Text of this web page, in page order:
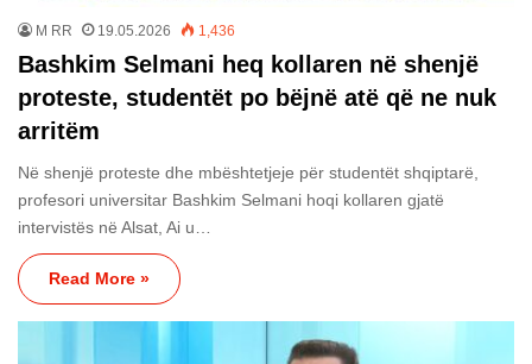
M RR 19.05.2026 1,436
Bashkim Selmani heq kollaren në shenjë
proteste, studentët po bëjnë atë që ne nuk
arritëm
Në shenjë proteste dhe mbështetjeje për studentët shqiptarë,
profesori universitar Bashkim Selmani hoqi kollaren gjatë
intervistës në Alsat, Ai u…
Read More »